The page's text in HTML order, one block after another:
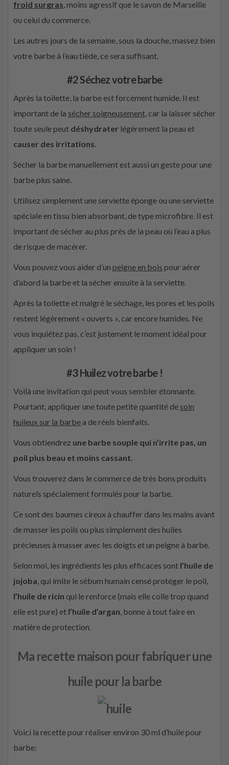
froid surgras, moins agressif que le savon de Marseille
ou celui du commerce.
Les autres jours de la semaine, sous la douche, massez bien
votre barbe à l’eau tiède, ce sera suffisant.
#2 Séchez votre barbe
Après la toilette, la barbe est forcément humide. Il est
important de la sécher soigneusement, car la laisser sécher
toute seule peut déshydrater légèrement la peau et
causer des irritations.
Sécher la barbe manuellement est aussi un geste pour une
barbe plus saine.
Utilisez simplement une serviette éponge ou une serviette
spéciale en tissu bien absorbant, de type microfibre. Il est
important de sécher au plus près de la peau où l’eau a plus
de risque de macérer.
Vous pouvez vous aider d’un peigne en bois pour aérer
d’abord la barbe et la sécher ensuite à la serviette.
Après la toilette et malgré le séchage, les pores et les poils
restent légèrement « ouverts », car encore humides. Ne
vous inquiétez pas, c’est justement le moment idéal pour
appliquer un soin !
#3 Huilez votre barbe !
Voilà une invitation qui peut vous sembler étonnante.
Pourtant, appliquer une toute petite quantité de soin
huileux sur la barbe a de réels bienfaits.
Vous obtiendrez une barbe souple qui n’irrite pas, un
poil plus beau et moins cassant.
Vous trouverez dans le commerce de très bons produits
naturels spécialement formulés pour la barbe.
Ce sont des baumes cireux à chauffer dans les mains avant
de masser les poils ou plus simplement des huiles
précieuses à masser avec les doigts et un peigne à barbe.
Selon moi, les ingrédients les plus efficaces sont l’huile de
jojoba, qui imite le sébum humain censé protéger le poil,
l’huile de ricin qui le renforce (mais elle colle trop quand
elle est pure) et l’huile d’argan, bonne à tout faire en
matière de protection.
Ma recette maisonpour fabriquer une
huile pour la barbe
Voici la recette pour réaliser environ 30 ml d’huile pour
barbe: